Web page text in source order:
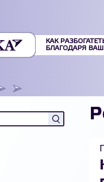
КАК
БЛАГОДАРЯ